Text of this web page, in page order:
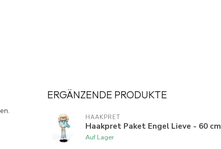
ERGÄNZENDE PRODUKTE
HAAKPRET
Haakpret Paket Engel Lieve - 60 cm
Auf Lager